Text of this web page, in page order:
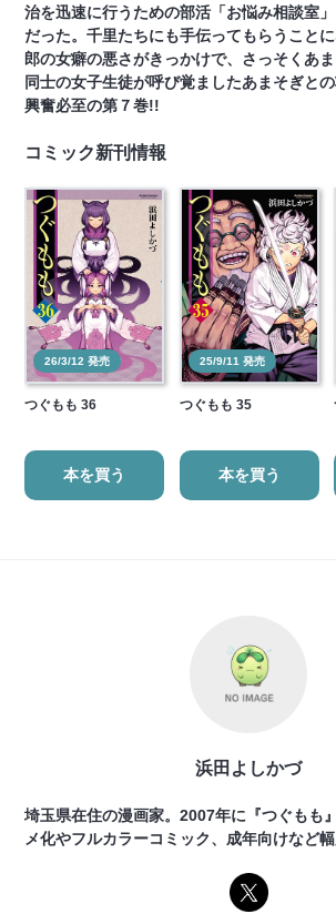
治を迅速に行うための部活「お悩み相談室
だった。千里たちにも手伝ってもらうこと
郎の女癖の悪さがきっかけで、さっそくあ
同士の女子生徒が呼び覚ましたあまそぎと
興奮必至の第７巻!!
コミック新刊情報
26/3/12 発売
つぐもも 36
本を買う
25/9/11 発売
つぐもも 35
本を買う
浜田よしかづ
埼玉県在住の漫画家。2007年に『つぐもも
メ化やフルカラーコミック、成年向けなど幅